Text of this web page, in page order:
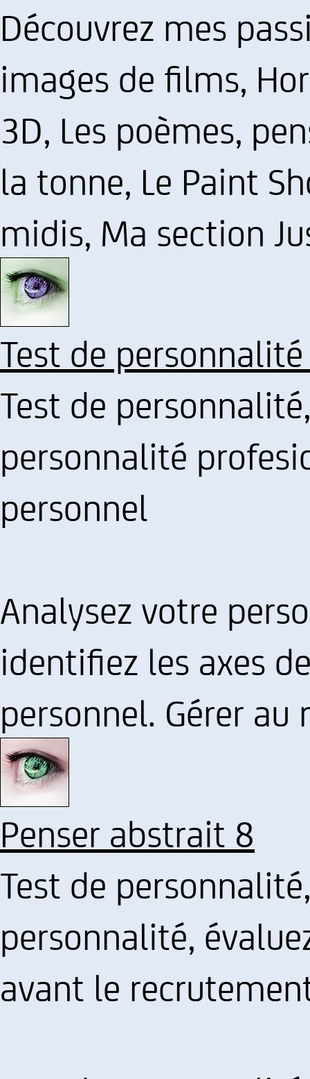
Découvrez mes
images de films,
3D, Les poèmes,
la tonne, Le Paint
midis, Ma section
Test de
Test de
personnalité
personnel
Analysez votre
identifiez les axes
personnel. Gérer au
Penser abstrait 8
Test de
personnalité,
avant le